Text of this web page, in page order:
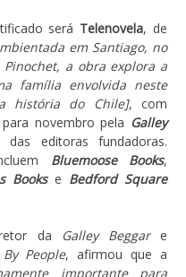
será Telenovela, de
em Santiago, no
a obra explora a
família envolvida neste
história do Chile], com
novembro pela Galley
editoras fundadoras.
Bluemoose Books,
Bookse Bedford Square
da Galley Beggare
People, afirmou que a
importante para